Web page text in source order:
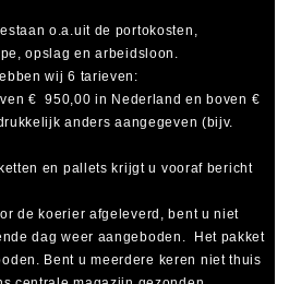
o.a.uit de portokosten,
opslag en arbeidsloon.
wij 6 tarieven:
€ 950,00 in Nederland en boven €
anders aangegeven (bijv.
en pallets krijgt u vooraf bericht
de koerier afgeleverd, bent u niet
dag weer aangeboden. Het pakket
Bent u meerdere keren niet thuis